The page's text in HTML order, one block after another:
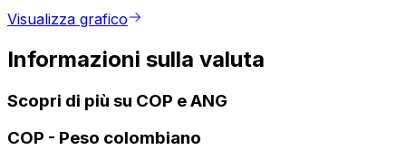
Visualizza grafico
Informazioni sulla valuta
Scopri di più su COP e ANG
COP - Peso colombiano